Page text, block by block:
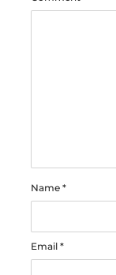
Name *
Email *